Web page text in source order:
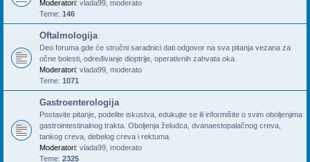
Moderatori: vlada99 moderato
Teme: 146
Oftalmologija
Deo foruma gde će stručni saradnici dati odgovor na sva pitanja vezana za
očne bolesti, određivanje dioptrije, operativnih zahvata oka.
Moderatori: vlada99 moderato
Teme: 1071
Gastroenterologija
Postavite pitanje, podelite iskustva, edukujte se ili informišite o svim oboljenjima
gastrointestinalnog trakta. Oboljenja želudca, dvanaestopalačnog creva,
tankog creva, debelog creva i rektuma.
Moderatori: vlada99 moderato
Teme: 2325